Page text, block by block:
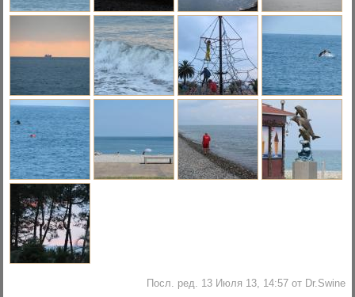
Посл. ред. 13 Июля 13, 14:57 от Dr.Swine